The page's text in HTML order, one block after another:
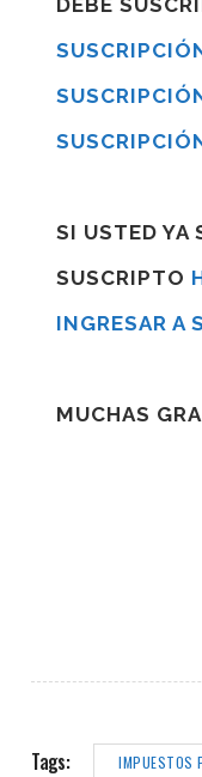
DEBE
SI USTED YA
SUSCRIPTO
INGRESAR A
MUCHAS
Tags: IMPUESTOS